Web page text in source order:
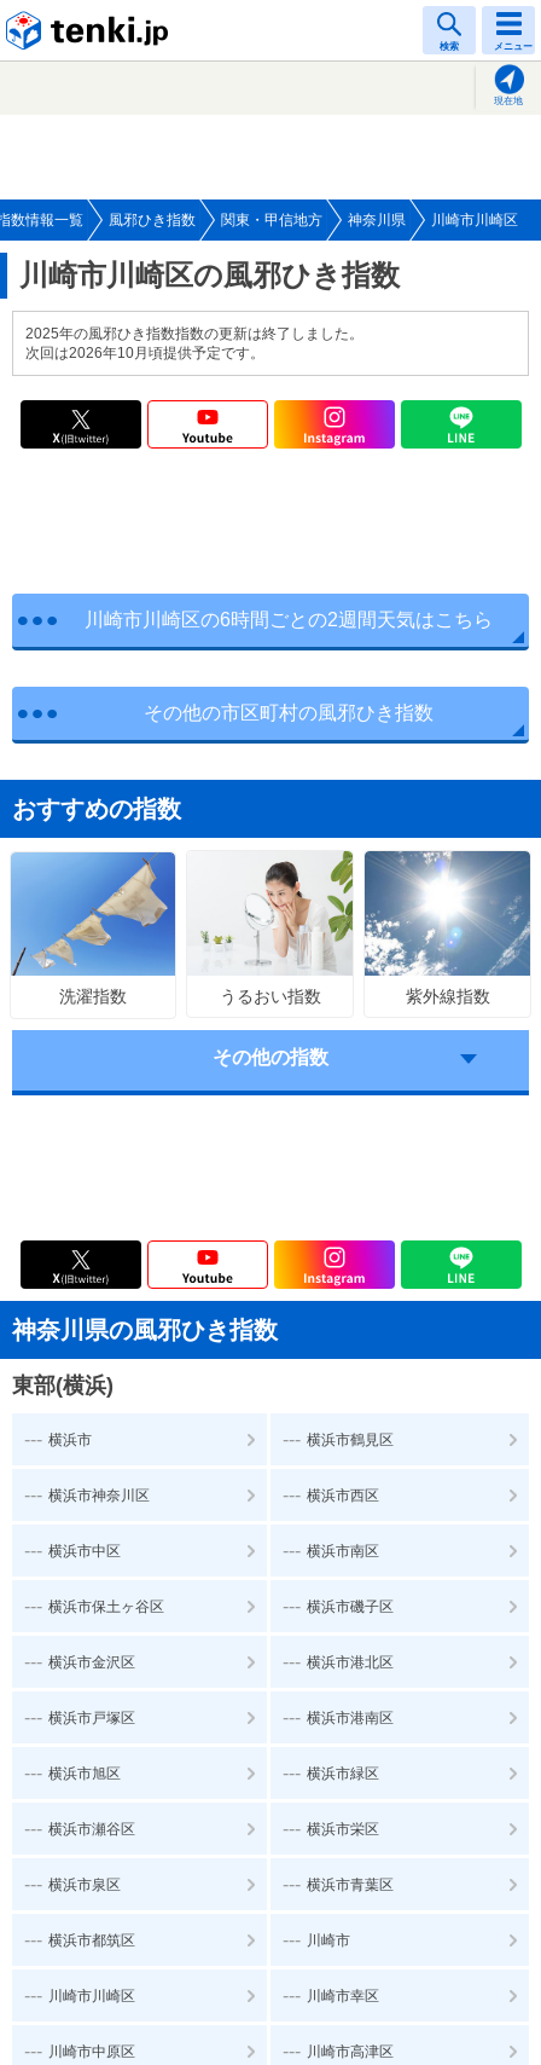
検索 メニュー
現在地
数情報一覧 風邪ひき指数 関東・甲信地方 神奈川県 川崎市川崎区
川崎市川崎区の風邪ひき指数
2025年の風邪ひき指数指数の更新は終了しました。
次回は2026年10月頃提供予定です。
川崎市川崎区の6時間ごとの2週間天気はこちら
その他の市区町村の風邪ひき指数
おすすめの指数
洗濯指数 うるおい指数 紫外線指数
その他の指数
神奈川県の風邪ひき指数
東部(横浜)
--- 横浜市 --- 横浜市鶴見区
--- 横浜市神奈川区 --- 横浜市西区
--- 横浜市中区 --- 横浜市南区
--- 横浜市保土ヶ谷区 --- 横浜市磯子区
--- 横浜市金沢区 --- 横浜市港北区
--- 横浜市戸塚区 --- 横浜市港南区
--- 横浜市旭区 --- 横浜市緑区
--- 横浜市瀬谷区 --- 横浜市栄区
--- 横浜市泉区 --- 横浜市青葉区
--- 横浜市都筑区 --- 川崎市
--- 川崎市川崎区 --- 川崎市幸区
--- 川崎市中原区 --- 川崎市高津区